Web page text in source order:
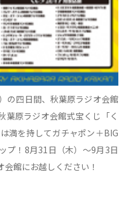
の四日間、秋葉原ラジオ会館
葉原ラジオ会館式宝くじ「く
満を持してガチャポン＋BIG
プ！8月31日（木）～9月3日
会館にお越しください！